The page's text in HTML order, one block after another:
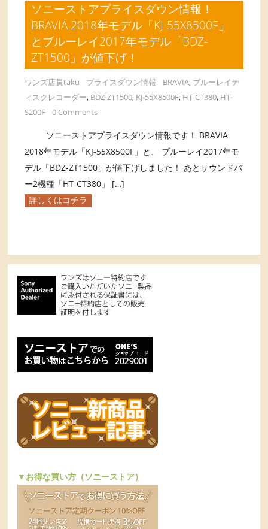
ソニーストアプライスダウン情報！
BRAVIA 2018年モデル「KJ-55X8500F」
とブルーレイ2017年モデル「BDZ-
ZT1500」が値下げ！
ワンズ店員taku プライスダウン情報 BRAVIA, ブルーレイデ
ィスクレコーダー, BDZ-ZT1500, KJ-55X8500F, HT-CT380, HT-
S200F
0 Comments
ソニーストアプライスダウン情報です！ BRAVIA
2018年モデル「KJ-55X8500F」と、 ブルーレイ2017年モ
デル「BDZ-ZT1500」が値下げしました！ あとサウンドバ
ー2機種「HT-CT380」 […]
詳しくはコチラ
▼お得な買い方（ソニーストア）